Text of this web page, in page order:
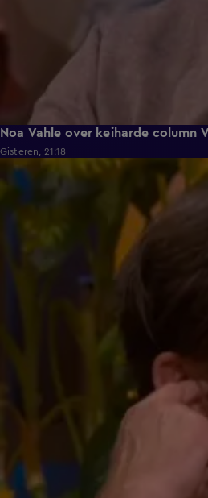
Noa Vahle over keiharde column
Gisteren, 21:18
2:12